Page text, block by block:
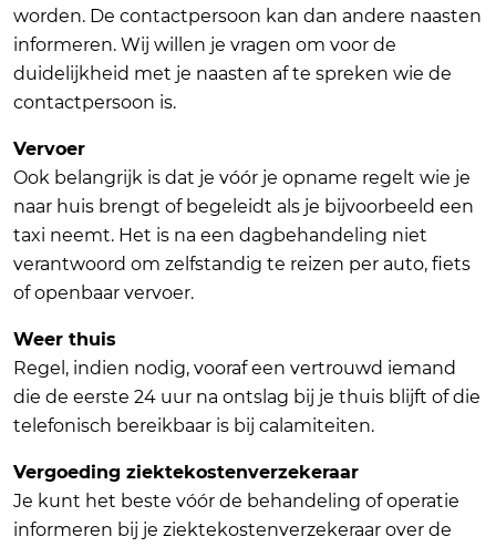
worden. De contactpersoon kan dan andere naasten
informeren. Wij willen je vragen om voor de
duidelijkheid met je naasten af te spreken wie de
contactpersoon is.
Vervoer
Ook belangrijk is dat je vóór je opname regelt wie je
naar huis brengt of begeleidt als je bijvoorbeeld een
taxi neemt. Het is na een dagbehandeling niet
verantwoord om zelfstandig te reizen per auto, fiets
of openbaar vervoer.
Weer thuis
Regel, indien nodig, vooraf een vertrouwd iemand
die de eerste 24 uur na ontslag bij je thuis blijft of die
telefonisch bereikbaar is bij calamiteiten.
Vergoeding ziektekostenverzekeraar
Je kunt het beste vóór de behandeling of operatie
informeren bij je ziektekostenverzekeraar over de